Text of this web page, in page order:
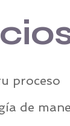
proceso
de